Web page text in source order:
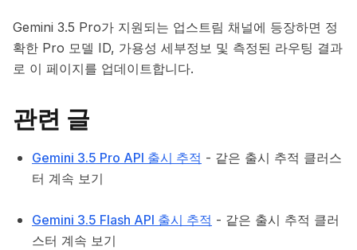
Gemini 3.5 Pro가 지원되는 업스트림 채널에 등장하면 정
확한 Pro 모델 ID, 가용성 세부정보 및 측정된 라우팅 결과
로 이 페이지를 업데이트합니다.
관련 글
Gemini 3.5 Pro API 출시 추적 - 같은 출시 추적 클러스
터 계속 보기
Gemini 3.5 Flash API 출시 추적 - 같은 출시 추적 클러
스터 계속 보기